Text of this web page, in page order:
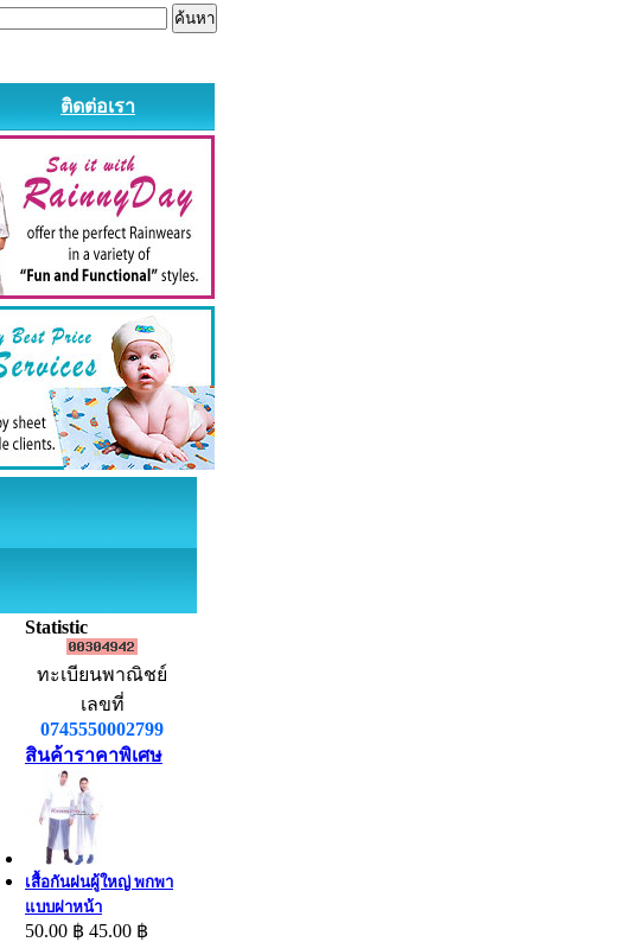
ติดต่อเรา
Statistic
ทะเบียนพาณิชย์
เลขที่
0745550002799
สินค้าราคาพิเศษ
เสื้อกันฝนผู้ใหญ่ พกพา
แบบผ่าหน้า
50.00 ฿ 45.00 ฿